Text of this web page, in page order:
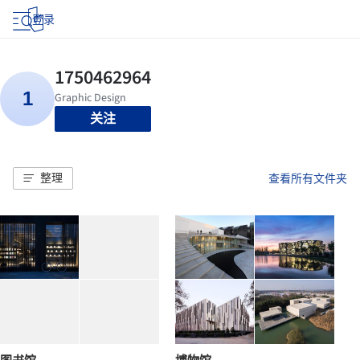
登录
关注
整理 查看所有文件夹